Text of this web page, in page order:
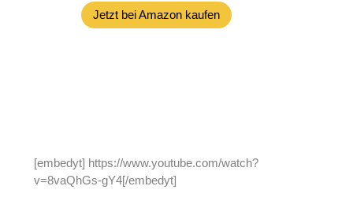
Jetzt bei Amazon kaufen
[embedyt] https://www.youtube.com/watch?
v=8vaQhGs-gY4[/embedyt]